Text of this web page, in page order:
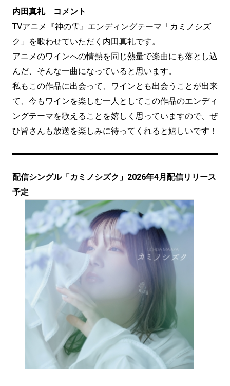
内田真礼 コメント
TVアニメ『神の雫』エンディングテーマ「カミノシズ
ク」を歌わせていただく内田真礼です。
アニメのワインへの情熱を同じ熱量で楽曲にも落とし込
んだ、そんな一曲になっていると思います。
私もこの作品に出会って、ワインとも出会うことが出来
て、今もワインを楽しむ一人としてこの作品のエンディ
ングテーマを歌えることを嬉しく思っていますので、ぜ
ひ皆さんも放送を楽しみに待ってくれると嬉しいです！
配信シングル「カミノシズク」2026年4月配信リリース
予定